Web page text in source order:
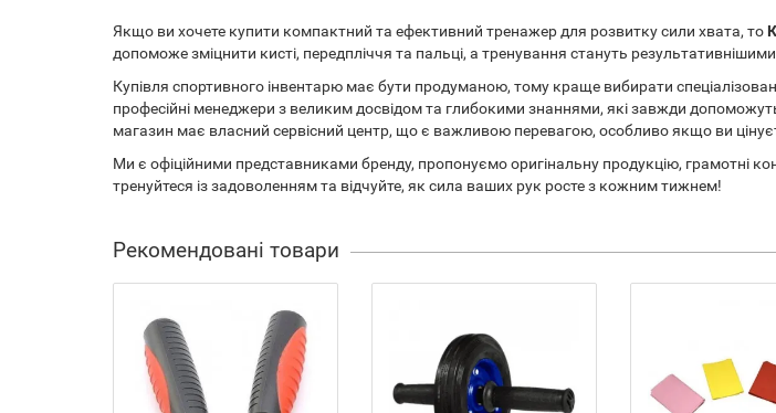
Якщо ви хочете купити компактний та ефективний тренажер для розвитку сили хвата, то
допоможе зміцнити кисті, передпліччя та пальці, а тренування стануть
Купівля спортивного інвентарю має бути продуманою, тому краще вибирати
професійні менеджери з великим досвідом та глибокими знаннями, які завжди допоможуть
магазин має власний сервісний центр, що є важливою перевагою, особливо якщо ви
Ми є офіційними представниками бренду, пропонуємо оригінальну продукцію, грамотні
тренуйтеся із задоволенням та відчуйте, як сила ваших рук росте з кожним тижнем!
Рекомендовані товари